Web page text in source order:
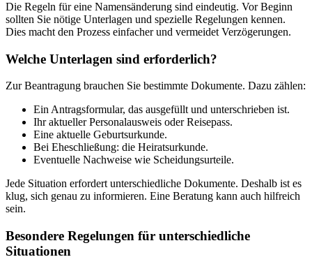
Die Regeln für eine Namensänderung sind eindeutig. Vor Beginn
sollten Sie nötige Unterlagen und spezielle Regelungen kennen.
Dies macht den Prozess einfacher und vermeidet Verzögerungen.
Welche Unterlagen sind erforderlich?
Zur Beantragung brauchen Sie bestimmte Dokumente. Dazu zählen:
Ein Antragsformular, das ausgefüllt und unterschrieben ist.
Ihr aktueller Personalausweis oder Reisepass.
Eine aktuelle Geburtsurkunde.
Bei Eheschließung: die Heiratsurkunde.
Eventuelle Nachweise wie Scheidungsurteile.
Jede Situation erfordert unterschiedliche Dokumente. Deshalb ist es
klug, sich genau zu informieren. Eine Beratung kann auch hilfreich
sein.
Besondere Regelungen für unterschiedliche
Situationen